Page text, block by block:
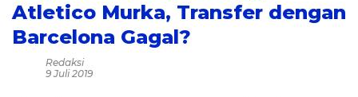
Atletico Murka, Transfer dengan
Barcelona Gagal?
Redaksi
9 Juli 2019